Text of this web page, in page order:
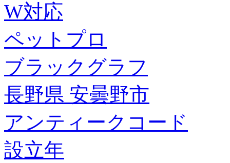
W対応
ペットプロ
ブラックグラフ
長野県 安曇野市
アンティークコード
設立年